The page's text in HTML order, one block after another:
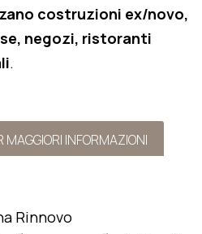
costruzioni ex/novo,
negozi, ristoranti
.
INFORMAZIONI